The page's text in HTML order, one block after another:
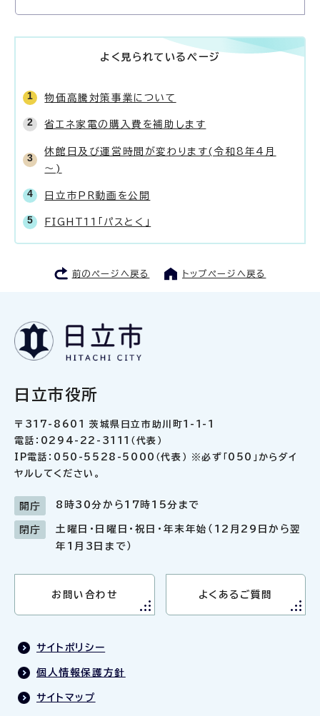
よく見られているページ
物価高騰対策事業について
省エネ家電の購入費を補助します
休館日及び運営時間が変わります(令和8年4月
～)
日立市PR動画を公開
FIGHT11「パスとく」
前のページへ戻る トップページへ戻る
日立市役所
〒317-8601 茨城県日立市助川町1-1-1
電話：0294-22-3111（代表）
IP電話：050-5528-5000（代表） ※必ず「050」からダイ
ヤルしてください。
開庁 8時30分から17時15分まで
閉庁
土曜日・日曜日・祝日・年末年始（12月29日から翌
年1月3日まで）
お問い合わせ よくあるご質問
サイトポリシー
個人情報保護方針
サイトマップ